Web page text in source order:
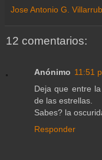
Jose Antonio G.
12 comentarios:
Anónimo 11:51
Deja que entre
de las estrellas.
Sabes? la
Responder